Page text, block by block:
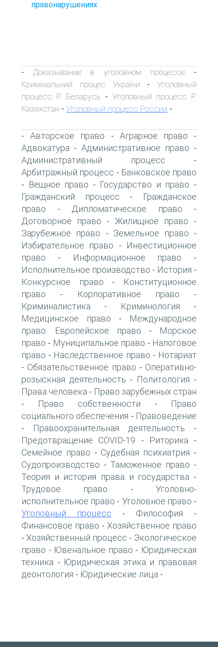
правонарушениях
- Доказывание в уголовном процессе-
Кримінальний процес України - Уголовный
процесс Р. Беларусь - Уголовный процесс Р.
Казахстан - Уголовный процесс России -
-Авторское право - Аграрное право -
Адвокатура - Административное право -
Административный процесс -
Арбитражный процесс - Банковское право
- Вещное право - Государство и право -
Гражданский процесс -
Гражданское
право - Дипломатическое право -
Договорное право - Жилищное право -
Зарубежное право - Земельное право -
Избирательное право -
Инвестиционное
право - Информационное право -
Исполнительное производство - История -
Конкурсное право -
Конституционное
право - Корпоративное право -
Криминалистика - Криминология -
Медицинское право -
Международное
право. Европейское право -
Морское
право - Муниципальное право - Налоговое
право - Наследственное право - Нотариат
- Обязательственное право - Оперативно-
розыскная деятельность - Политология -
Права человека - Право зарубежных стран
- Право собственности -
Право
социального обеспечения - Правоведение
- Правоохранительная деятельность -
Предотвращение COVID-19 - Риторика -
Семейное право - Судебная психиатрия -
Судопроизводство - Таможенное право -
Теория и история права и государства -
Трудовое право -Уголовно-
исполнительное право - Уголовное право -
Уголовный процесс - Философия -
Финансовое право - Хозяйственное право
- Хозяйственный процесс - Экологическое
право - Ювенальное право - Юридическая
техника - Юридическая этика и правовая
деонтология - Юридические лица -